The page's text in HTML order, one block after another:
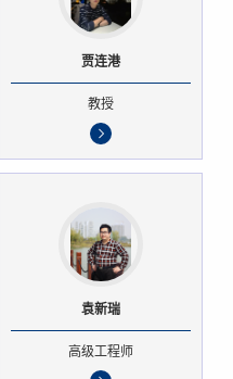
贾连港
教授
袁新瑞
高级工程师